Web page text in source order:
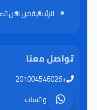
الرئيسيةمن نحن
تواصل معنا
+201004546026
واتساب